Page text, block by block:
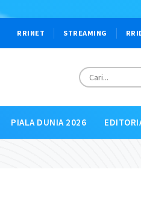
RRINET STREAMING
PIALA DUNIA 2026